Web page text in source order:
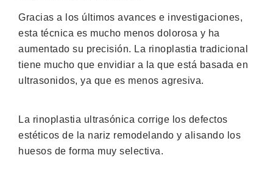
Gracias a los últimos avances e investigaciones,
esta técnica es mucho menos dolorosa y ha
aumentado su precisión. La rinoplastia tradicional
tiene mucho que envidiar a la que está basada en
ultrasonidos, ya que es menos agresiva.
La rinoplastia ultrasónica corrige los defectos
estéticos de la nariz remodelando y alisando los
huesos de forma muy selectiva.